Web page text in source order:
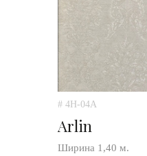
# 4H-04A
Arlin
Ширина 1,40 м.